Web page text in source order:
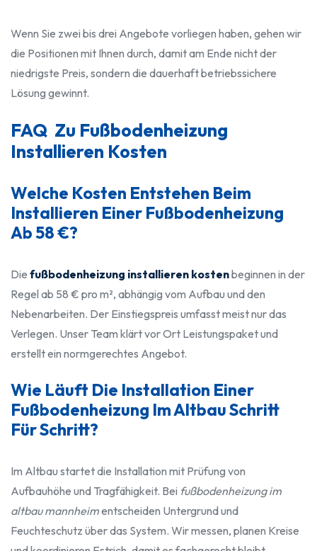
Wenn Sie zwei bis drei Angebote vorliegen haben, gehen wir
die Positionen mit Ihnen durch, damit am Ende nicht der
niedrigste Preis, sondern die dauerhaft betriebssichere
Lösung gewinnt.
FAQ Zu Fußbodenheizung
Installieren Kosten
Welche Kosten Entstehen Beim
Installieren Einer Fußbodenheizung
Ab 58 €?
Die fußbodenheizung installieren kostenbeginnen in der
Regel ab 58 € pro m², abhängig vom Aufbau und den
Nebenarbeiten. Der Einstiegspreis umfasst meist nur das
Verlegen. Unser Team klärt vor Ort Leistungspaket und
erstellt ein normgerechtes Angebot.
Wie Läuft Die Installation Einer
Fußbodenheizung Im Altbau Schritt
Für Schritt?
Im Altbau startet die Installation mit Prüfung von
Aufbauhöhe und Tragfähigkeit. Bei fußbodenheizung im
altbau mannheimentscheiden Untergrund und
Feuchteschutz über das System. Wir messen, planen Kreise